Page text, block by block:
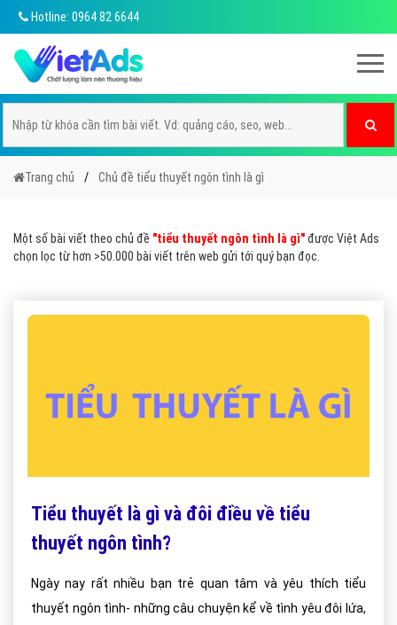
Hotline: 0964 82 6644
Trang chủ Chủ đề tiểu thuyết ngôn tình là gì
Một số bài viết theo chủ đề "tiểu thuyết ngôn tình là gì"được Việt Ads
chọn lọc từ hơn >50.000 bài viết trên web gửi tới quý bạn đọc.
Tiểu thuyết là gì và đôi điều về tiểu
thuyết ngôn tình?
Ngày nay rất nhiều bạn trẻ quan tâm và yêu thích tiểu
thuyết ngôn tình- những câu chuyện kể về tình yêu đôi lứa,